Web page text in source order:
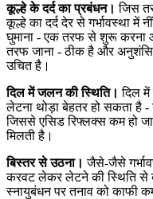
कूल्हे के दर्द का प्रबंधन। जिस
कूल्हे का दर्द देर से गर्भावस्था
घुमाना - एक तरफ से शुरू करना
तरफ जाना - ठीक है और
उचित है।
दिल में जलन की स्थिति। दिल
लेटना थोड़ा बेहतर हो सकता है
जिससे एसिड रिफ्लक्स कम हो
मिलती है।
बिस्तर से उठना। जैसे-जैसे
करवट लेकर लेटने की स्थिति से
स्नायुबंधन पर तनाव को काफी